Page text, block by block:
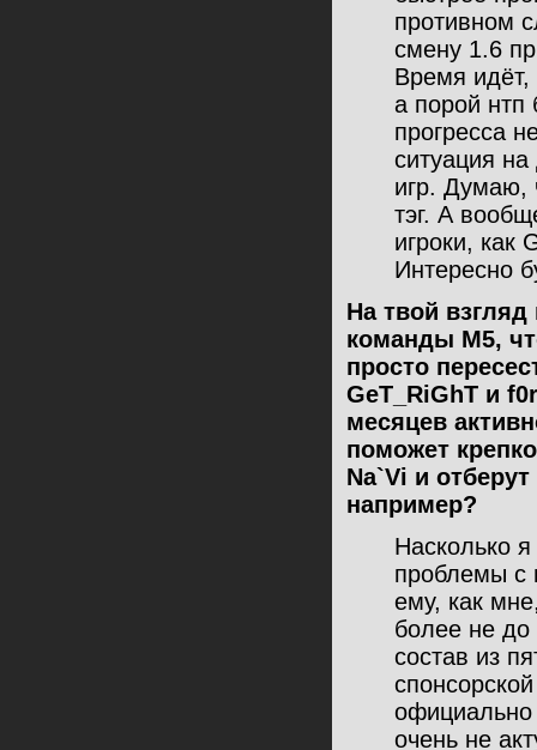
противном
смену 1.6
Время идёт,
а порой нтп
прогресса
ситуация
игр. Думаю,
тэг. А
игроки, как
Интересно
На твой
команды M5,
просто
GeT_RiGhT и
месяцев
поможет
Na`Vi и
например?
Насколько
проблемы с
ему, как
более не
состав из
очень не